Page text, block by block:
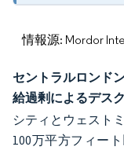
情報源: Mordor
セントラルロンド
給過剰によるデス
シティとウェスト
100万平方フィー